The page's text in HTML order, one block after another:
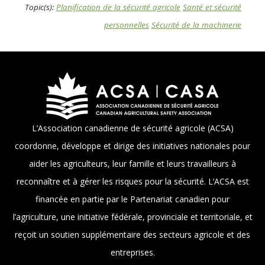
Topic(s): Planification de la sécurité agricole Santé et sécurité
personnelles Sécurité de la machinerie
L’Association canadienne de sécurité agricole (ACSA)
coordonne, développe et dirige des initiatives nationales pour
aider les agriculteurs, leur famille et leurs travailleurs à
reconnaître et à gérer les risques pour la sécurité. L’ACSA est
financée en partie par le Partenariat canadien pour
l’agriculture, une initiative fédérale, provinciale et territoriale, et
reçoit un soutien supplémentaire des secteurs agricole et des
entreprises.